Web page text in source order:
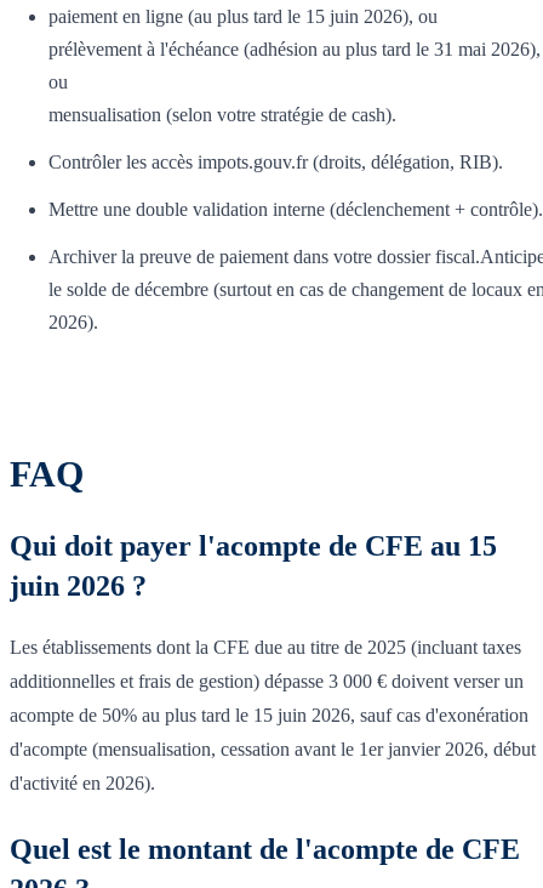
paiement en ligne (au plus tard le 15 juin 2026), ou
prélèvement à l'échéance (adhésion au plus tard le 31 mai 2026),
ou
mensualisation (selon votre stratégie de cash).
Contrôler les accès impots.gouv.fr (droits, délégation, RIB).
Mettre une double validation interne (déclenchement + contrôle).
Archiver la preuve de paiement dans votre dossier
le solde de décembre (surtout en cas de changement de locaux
2026).
FAQ
Qui doit payer l'acompte de CFE au 15
juin 2026 ?
Les établissements dont la CFE due au titre de 2025 (incluant taxes
additionnelles et frais de gestion) dépasse 3 000 € doivent verser un
acompte de 50% au plus tard le 15 juin 2026, sauf cas d'exonération
d'acompte (mensualisation, cessation avant le 1er janvier 2026, début
d'activité en 2026).
Quel est le montant de l'acompte de CFE